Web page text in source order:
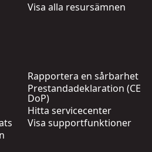
Visa alla resursämnen
Rapportera en sårbarhet
Prestandadeklaration (CE
DoP)
Hitta servicecenter
Visa supportfunktioner